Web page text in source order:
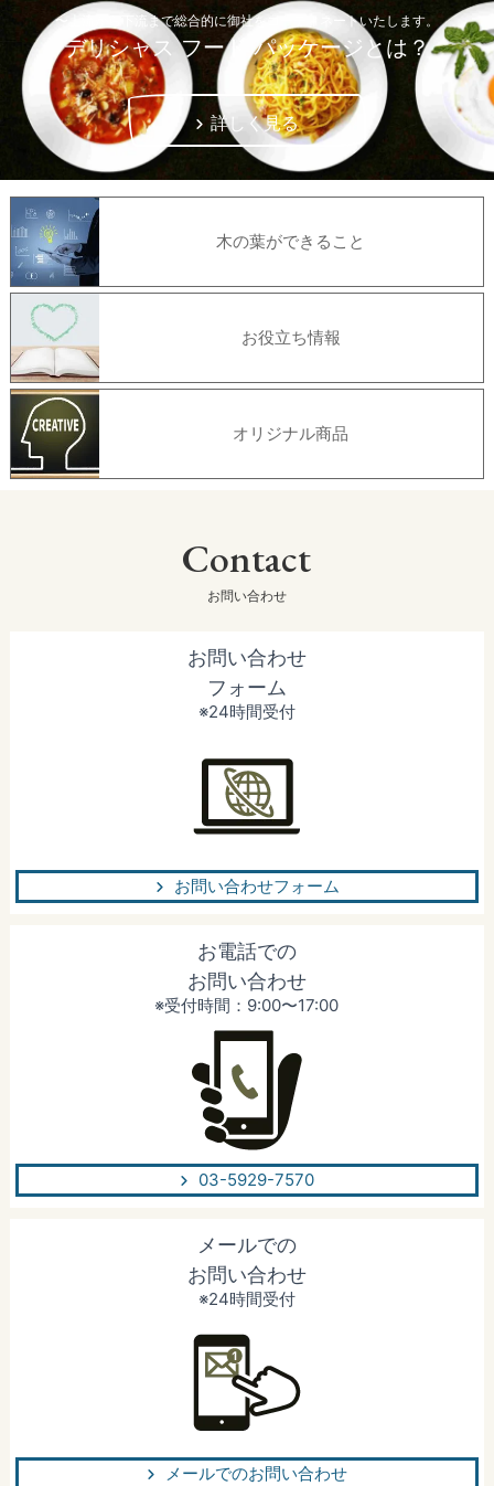
〜上流から下流まで総合的に御社をコーディネートいたします。
デリシャス フード パッケージとは？
詳しく見る
木の葉ができること
お役立ち情報
オリジナル商品
Contact
お問い合わせ
お問い合わせ
フォーム
※24時間受付
お問い合わせフォーム
お電話での
お問い合わせ
※受付時間：9:00〜17:00
03-5929-7570
メールでの
お問い合わせ
※24時間受付
メールでのお問い合わせ